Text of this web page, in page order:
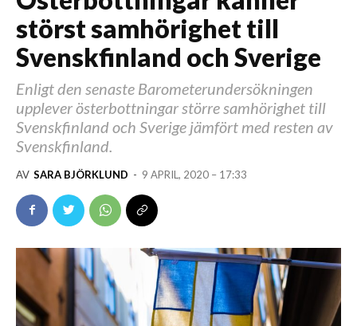
störst samhörighet till
Svenskfinland och Sverige
Enligt den senaste Barometerundersökningen
upplever österbottningar större samhörighet till
Svenskfinland och Sverige jämfört med resten av
Svenskfinland.
AV SARA BJÖRKLUND - 9 APRIL, 2020 – 17:33